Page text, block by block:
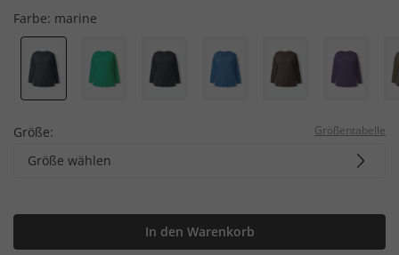
Farbe: marine
Größe: Größentabelle
Größe wählen
In den Warenkorb